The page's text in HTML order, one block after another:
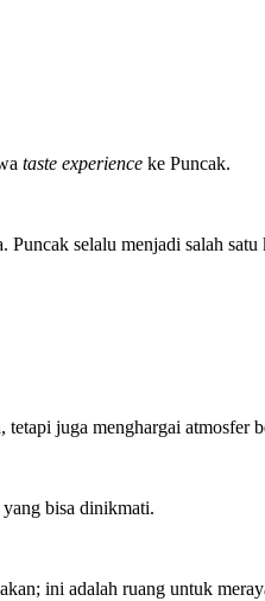
taste experience ke Puncak.
Puncak selalu menjadi salah
juga menghargai atmosfer
yang bisa dinikmati.
ini adalah ruang untuk